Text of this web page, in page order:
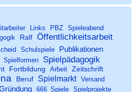
Links PBZ Spieleabend
Ralf Öffentlichkeitsarbeit
Schulspiele Publikationen
Spielformen Spielpädagogik
Fortbildung Arbeit Zeitschrift
Beruf Spielmarkt Versand
666_Spiele Spielprojekte